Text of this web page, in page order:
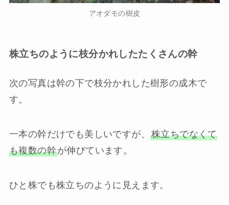
アオダモの樹皮
株立ちのように枝分かれしたたくさんの幹
次の写真は幹の下で枝分かれした樹形の成木で
す。
一本の幹だけでも美しいですが、 株立ちでなくて
も複数の幹が伸びています。
ひと株でも株立ちのように見えます。